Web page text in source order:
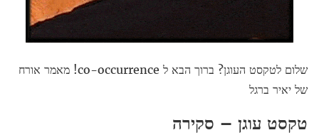
שלום לטקסט העוגן? ברוך הבא ל co-occurrence! מאמר אורח
של יאיר ברגל
טקסט עוגן – סקירה